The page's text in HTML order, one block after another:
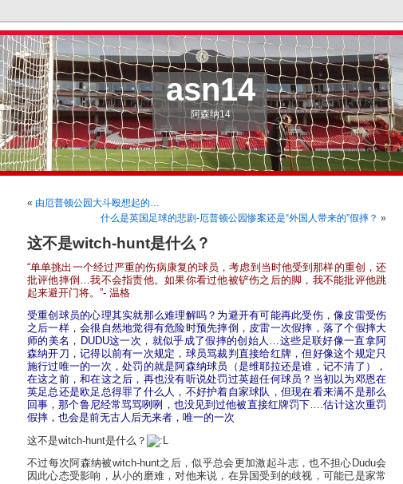
asn14
阿森纳14
« 由厄普顿公园大斗殴想起的…
什么是英国足球的悲剧-厄普顿公园惨案还是“外国人带来的”假摔？ »
这不是witch-hunt是什么？
“单单挑出一个经过严重的伤病康复的球员，考虑到当时他受到那样的重创，还
批评他摔倒…我不会指责他。如果你看过他被铲伤之后的脚，我不能批评他跳
起来避开门将。”- 温格
受重创球员的心理其实就那么难理解吗？ 为避开有可能再此受伤，像皮雷受伤
之后一样，会很自然地觉得有危险时预先摔倒，皮雷一次假摔，落了个假摔大
师的美名，DUDU这一次，就似乎成了假摔的创始人…这些足联好像一直拿阿
森纳开刀，记得以前有一次规定，球员骂裁判直接给红牌，但好像这个规定只
施行过唯一的一次，处罚的就是阿森纳球员（是维耶拉还是谁，记不清了），
在这之前，和在这之后，再也没有听说处罚过英超任何球员？当初以为邓恩在
英足总还是欧足总得罪了什么人，不好护着自家球队，但现在看来满不是那么
回事，那个鲁尼经常骂骂咧咧，也没见到过他被直接红牌罚下….估计这次重罚
假摔，也会是前无古人后无来者，唯一的一次
这不是witch-hunt是什么？
不过每次阿森纳被witch-hunt之后，似乎总会更加激起斗志，也不担心Dudu会
因此心态受影响，从小的磨难，对他来说，在异国受到的歧视，可能已是家常